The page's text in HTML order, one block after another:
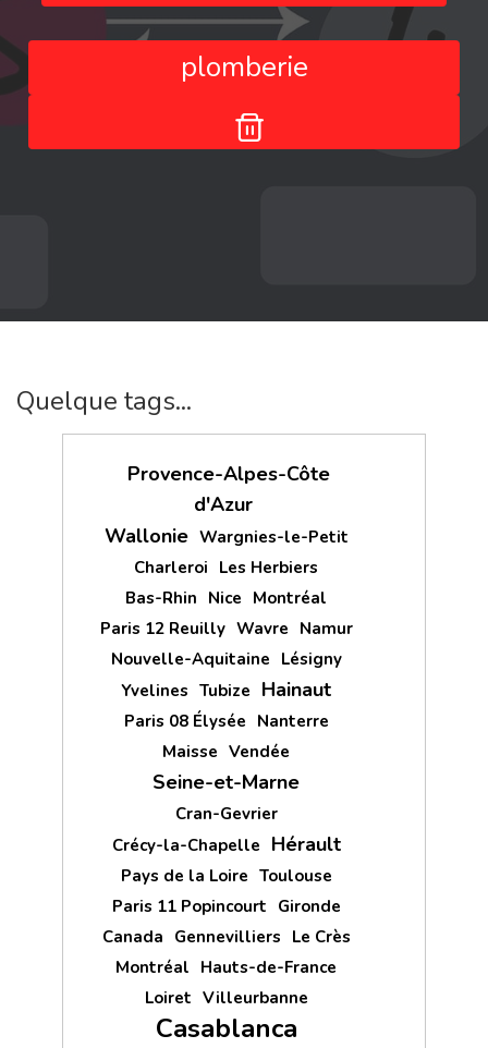
plomberie
Quelque tags...
Provence-Alpes-Côte
d'Azur
Wallonie Wargnies-le-Petit
Charleroi Les Herbiers
Bas-Rhin Nice Montréal
Paris 12 Reuilly Wavre Namur
Nouvelle-Aquitaine Lésigny
Yvelines Tubize Hainaut
Paris 08 Élysée Nanterre
Maisse Vendée
Seine-et-Marne
Cran-Gevrier
Crécy-la-Chapelle Hérault
Pays de la Loire Toulouse
Paris 11 Popincourt Gironde
Canada Gennevilliers Le Crès
Montréal Hauts-de-France
Loiret Villeurbanne
Casablanca